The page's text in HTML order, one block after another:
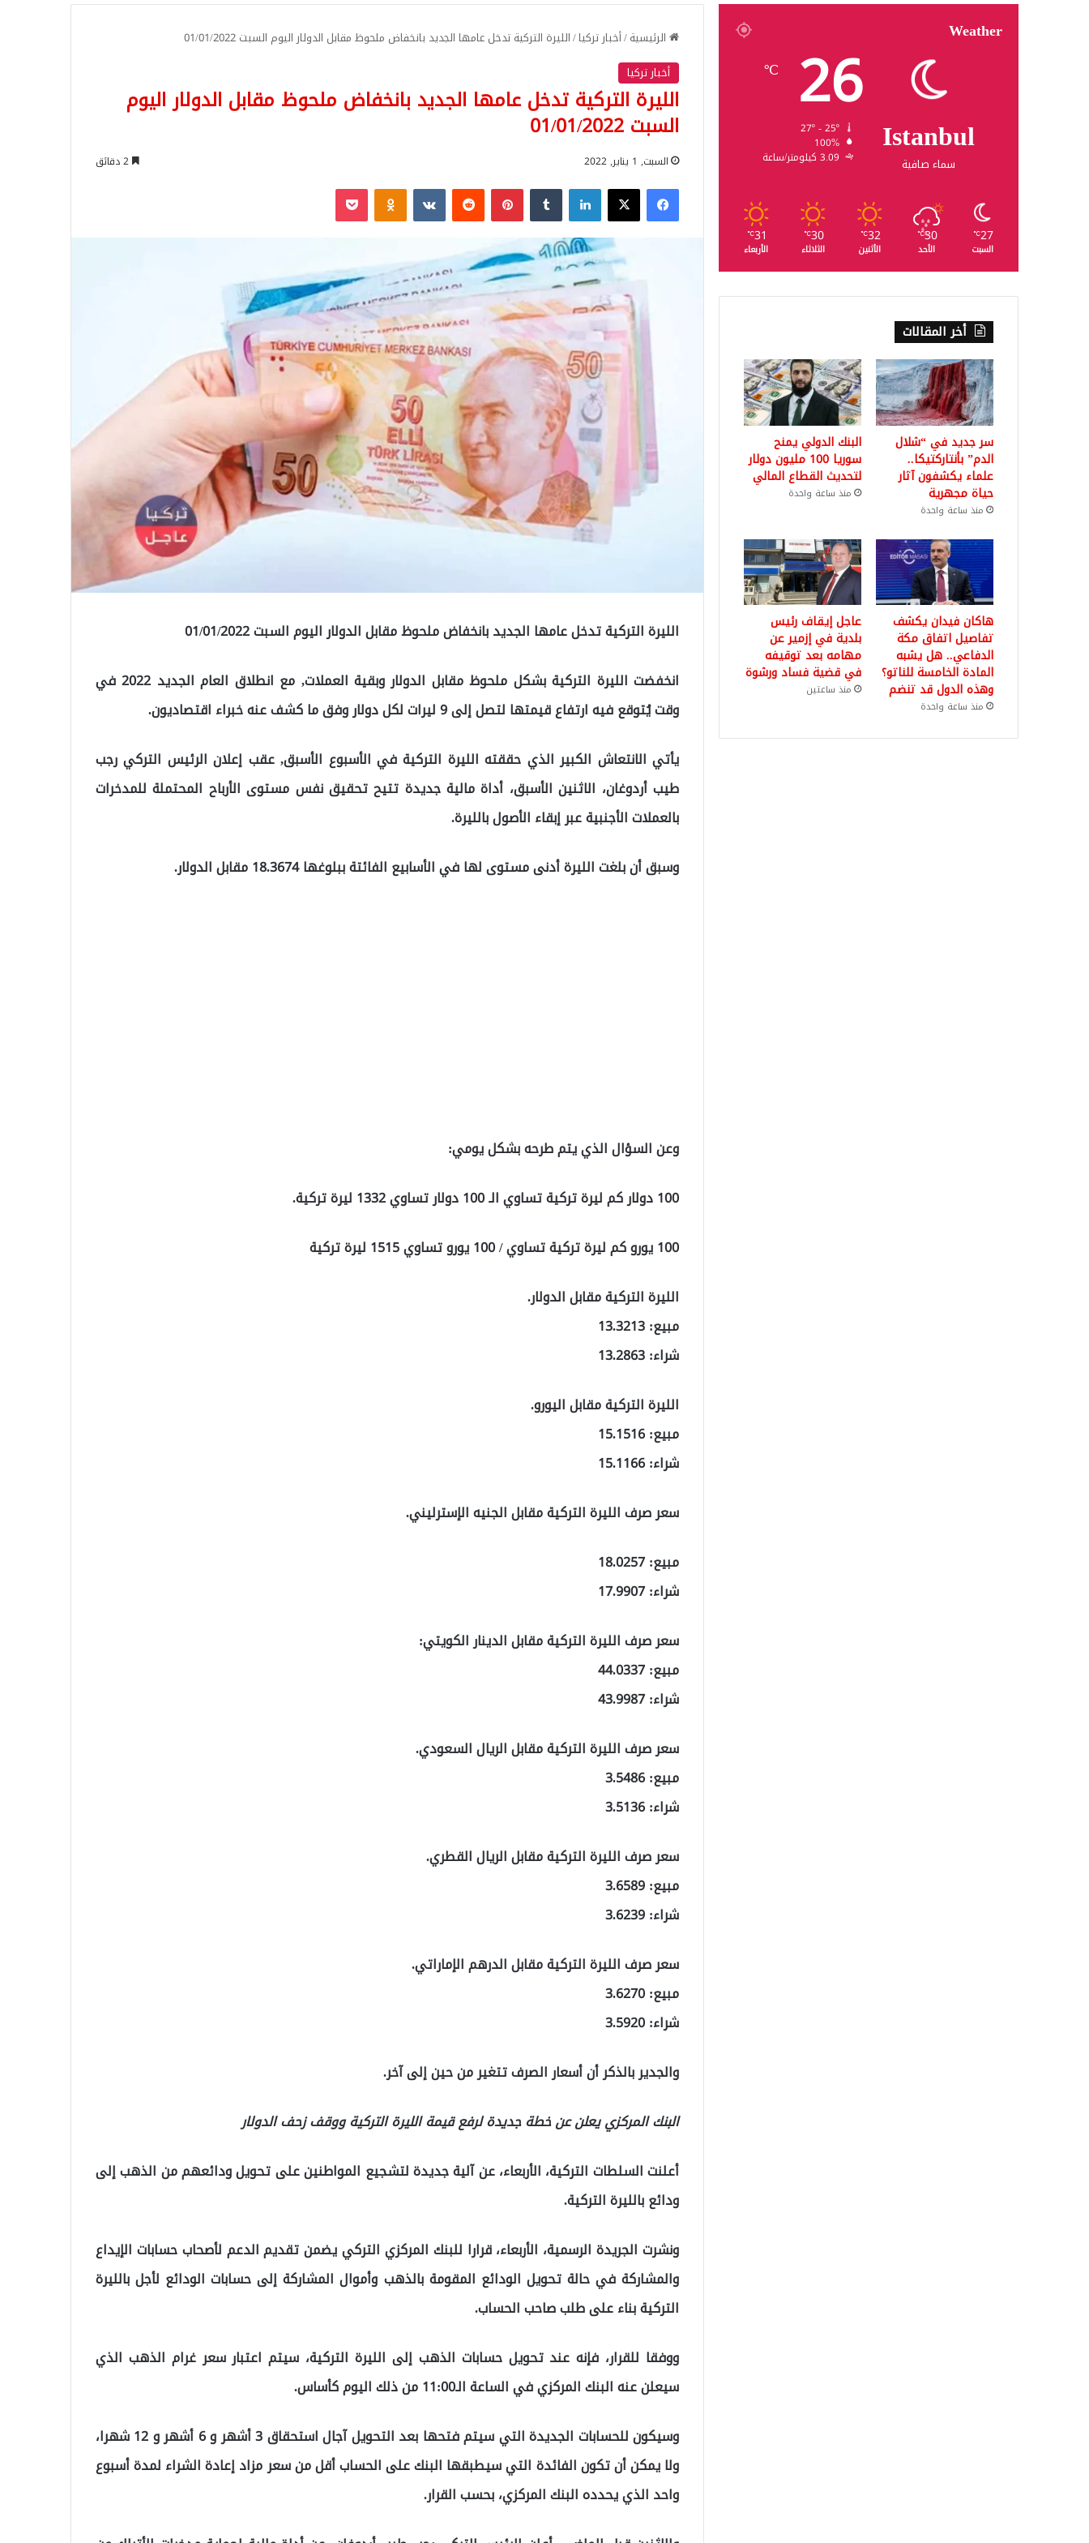
الرئيسية/أخبار تركيا/الليرة التركية تدخل عامها الجديد بانخفاض ملحوظ مقابل الدولار اليوم السبت 01/01/2022
أخبار تركيا
الليرة التركية تدخل عامها الجديد بانخفاض ملحوظ مقابل الدولار اليوم
السبت 01/01/2022
السبت, 1 يناير, 2022
فيسبوك‫X لينكدإن بينتيريست Odnoklassniki
‫Pocket
الليرة التركية تدخل عامها الجديد بانخفاض ملحوظ مقابل الدولار اليوم السبت 01/01/2022
انخفضت الليرة التركية بشكل ملحوظ مقابل الدولار وبقية العملات, مع انطلاق العام الجديد 2022 في
وقت يُتوقع فيه ارتفاع قيمتها لتصل إلى 9 ليرات لكل دولار وفق ما كشف عنه خبراء اقتصاديون.
يأتي الانتعاش الكبير الذي حققته الليرة التركية في الأسبوع الأسبق, عقب إعلان الرئيس التركي رجب
طيب أردوغان، الاثنين الأسبق، أداة مالية جديدة تتيح تحقيق نفس مستوى الأرباح المحتملة للمدخرات
بالعملات الأجنبية عبر إبقاء الأصول بالليرة.
وسبق أن بلغت الليرة أدنى مستوى لها في الأسابيع الفائتة ببلوغها 18.3674 مقابل الدولار.
وعن السؤال الذي يتم طرحه بشكل يومي:
100 دولار كم ليرة تركية تساوي الـ 100 دولار تساوي 1332 ليرة تركية.
100 يورو كم ليرة تركية تساوي / 100 يورو تساوي 1515 ليرة تركية
الليرة التركية مقابل الدولار.
مبيع: 13.3213
شراء: 13.2863
الليرة التركية مقابل اليورو.
مبيع: 15.1516
شراء: 15.1166
سعر صرف الليرة التركية مقابل الجنيه الإسترليني.
مبيع: 18.0257
شراء: 17.9907
سعر صرف الليرة التركية مقابل الدينار الكويتي:
مبيع: 44.0337
شراء: 43.9987
سعر صرف الليرة التركية مقابل الريال السعودي.
مبيع: 3.5486
شراء: 3.5136
سعر صرف الليرة التركية مقابل الريال القطري.
مبيع: 3.6589
شراء: 3.6239
سعر صرف الليرة التركية مقابل الدرهم الإماراتي.
مبيع: 3.6270
شراء: 3.5920
والجدير بالذكر أن أسعار الصرف تتغير من حين إلى آخر.
البنك المركزي يعلن عن خطة جديدة لرفع قيمة الليرة التركية ووقف زحف الدولار
أعلنت السلطات التركية، الأربعاء، عن آلية جديدة لتشجيع المواطنين على تحويل ودائعهم من الذهب إلى
ودائع بالليرة التركية.
ونشرت الجريدة الرسمية، الأربعاء، قرارا للبنك المركزي التركي يضمن تقديم الدعم لأصحاب حسابات الإيداع
والمشاركة في حالة تحويل الودائع المقومة بالذهب وأموال المشاركة إلى حسابات الودائع لأجل بالليرة
التركية بناء على طلب صاحب الحساب.
ووفقا للقرار، فإنه عند تحويل حسابات الذهب إلى الليرة التركية، سيتم اعتبار سعر غرام الذهب الذي
سيعلن عنه البنك المركزي في الساعة الـ11:00 من ذلك اليوم كأساس.
وسيكون للحسابات الجديدة التي سيتم فتحها بعد التحويل آجال استحقاق 3 أشهر و 6 أشهر و 12 شهرا،
ولا يمكن أن تكون الفائدة التي سيطبقها البنك على الحساب أقل من سعر مزاد إعادة الشراء لمدة أسبوع
واحد الذي يحدده البنك المركزي، بحسب القرار.
Weather
Istanbul
سماء صافية
26
℃
100%
3.09 كيلومتر/ساعة
27
℃
السبت
30
℃
الأحد
32
℃
الأثنين
30
℃
الثلاثاء
31
℃
الأربعاء
أخر المقالات
سر جديد في “شلال
الدم” بأنتاركتيكا..
علماء يكشفون آثار
حياة مجهرية
منذ ساعة واحدة
البنك الدولي يمنح
سوريا 100 مليون دولار
لتحديث القطاع المالي
منذ ساعة واحدة
هاكان فيدان يكشف
تفاصيل اتفاق مكة
الدفاعي.. هل يشبه
المادة الخامسة للناتو؟
وهذه الدول قد تنضم
منذ ساعة واحدة
عاجل إيقاف رئيس
بلدية في إزمير عن
مهامه بعد توقيفه
في قضية فساد ورشوة
منذ ساعتين